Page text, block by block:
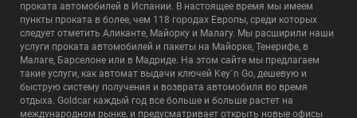
проката автомобилей в Испании. В настоящее время мы имеем
пункты проката в более, чем 118 городах Европы, среди которых
следует отметить Аликанте, Майорку и Малагу. Мы расширили наши
услуги проката автомобилей и пакеты на Майорке, Тенерифе, в
Малаге, Барселоне или в Мадриде. На этом сайте мы предлагаем
такие услуги, как автомат выдачи ключей Key´n Go, дешевую и
быструю систему получения и возврата автомобиля во время
отдыха. Goldcar каждый год все больше и больше растет на
международном рынке, и предусматривает открыть новые офисы